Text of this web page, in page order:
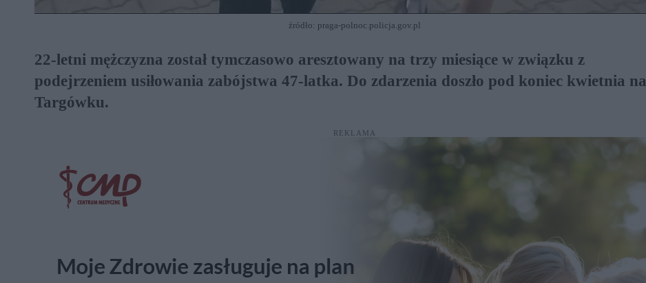
źródło: praga-polnoc.policja.gov.pl
22-letni mężczyzna został tymczasowo aresztowany na trzy miesiące w związku z
podejrzeniem usiłowania zabójstwa 47-latka. Do zdarzenia doszło pod koniec kwietnia na
Targówku.
REKLAMA